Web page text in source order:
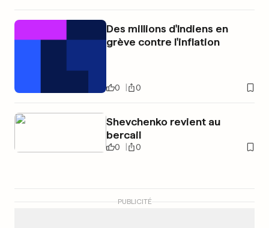
Des millions d'Indiens en
grève contre l'inflation
0 0
Shevchenko revient au
bercail
0 0
PUBLICITÉ